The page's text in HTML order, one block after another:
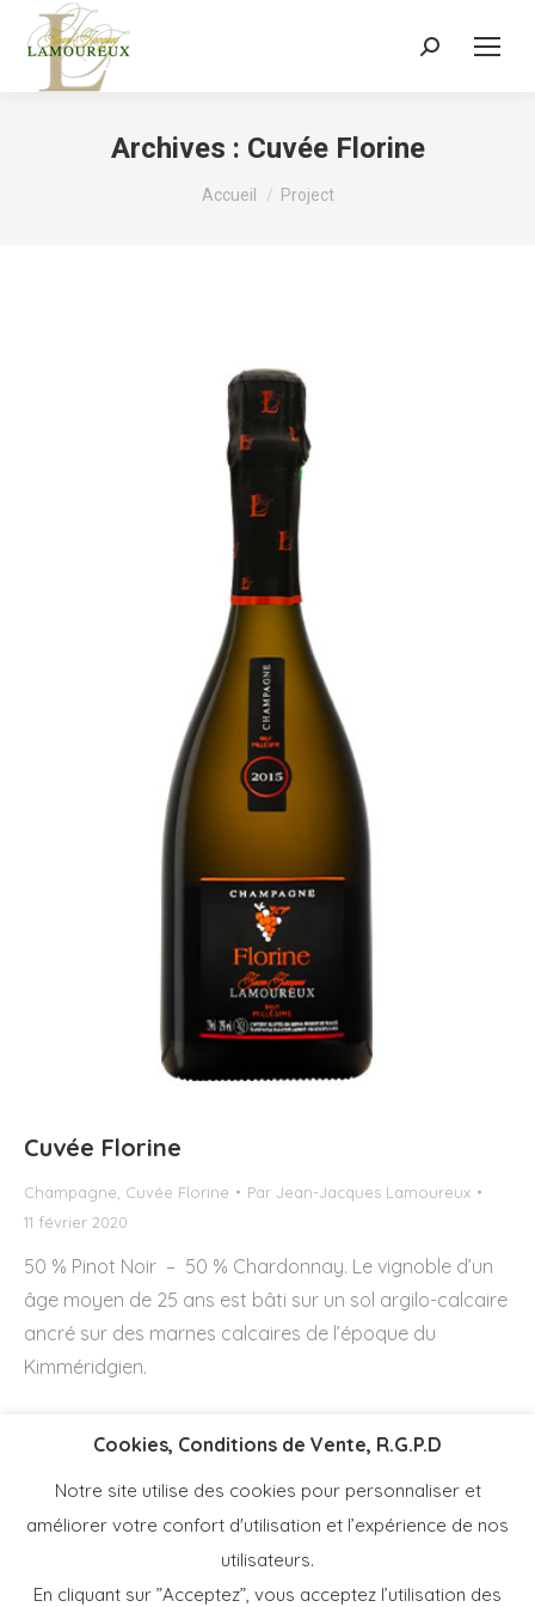
Recherche
Archives : Cuvée Florine
Vous êtes ici :
Accueil Project
Cuvée Florine
Champagne Cuvée Florine Par Jean-Jacques Lamoureux
11 février 2020
50 % Pinot Noir – 50 % Chardonnay. Le vignoble d’un
âge moyen de 25 ans est bâti sur un sol argilo-calcaire
ancré sur des marnes calcaires de l’époque du
Kimméridgien.
Cookies, Conditions de Vente, R.G.P.D
Notre site utilise des cookies pour personnaliser et
améliorer votre confort d'utilisation et l’expérience de nos
utilisateurs.
En cliquant sur ”Acceptez”, vous acceptez l’utilisation des